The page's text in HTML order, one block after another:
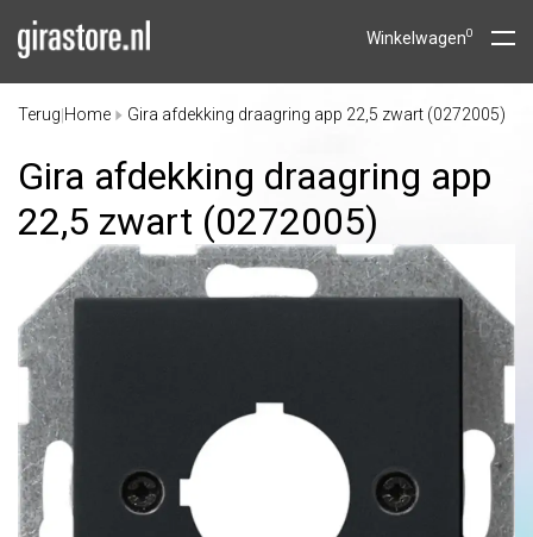
Winkelwagen0
Terug Home Gira afdekking draagring app 22,5 zwart (0272005)
Gira afdekking draagring app
22,5 zwart (0272005)